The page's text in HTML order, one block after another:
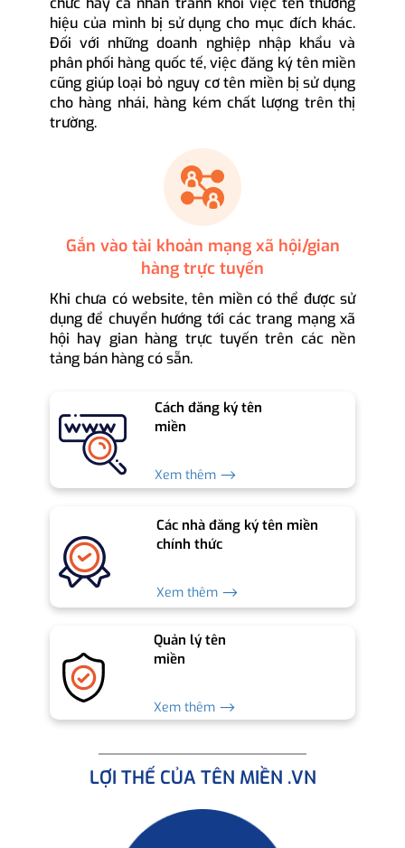
hiệu của mình bị sử dụng cho mục đích khác.
Đối với những doanh nghiệp nhập khẩu và
phân phối hàng quốc tế, việc đăng ký tên miền
cũng giúp loại bỏ nguy cơ tên miền bị sử dụng
cho hàng nhái, hàng kém chất lượng trên thị
trường.
Gắn vào tài khoản mạng xã hội/gian
hàng trực tuyến
Khi chưa có website, tên miền có thể được sử
dụng để chuyển hướng tới các trang mạng xã
hội hay gian hàng trực tuyến trên các nền
tảng bán hàng có sẵn.
Cách đăng ký tên
miền
Xem thêm ⟶
Các nhà đăng ký tên miền
chính thức
Xem thêm ⟶
Quản lý tên
miền
Xem thêm ⟶
LỢI THẾ CỦA TÊN MIỀN .VN